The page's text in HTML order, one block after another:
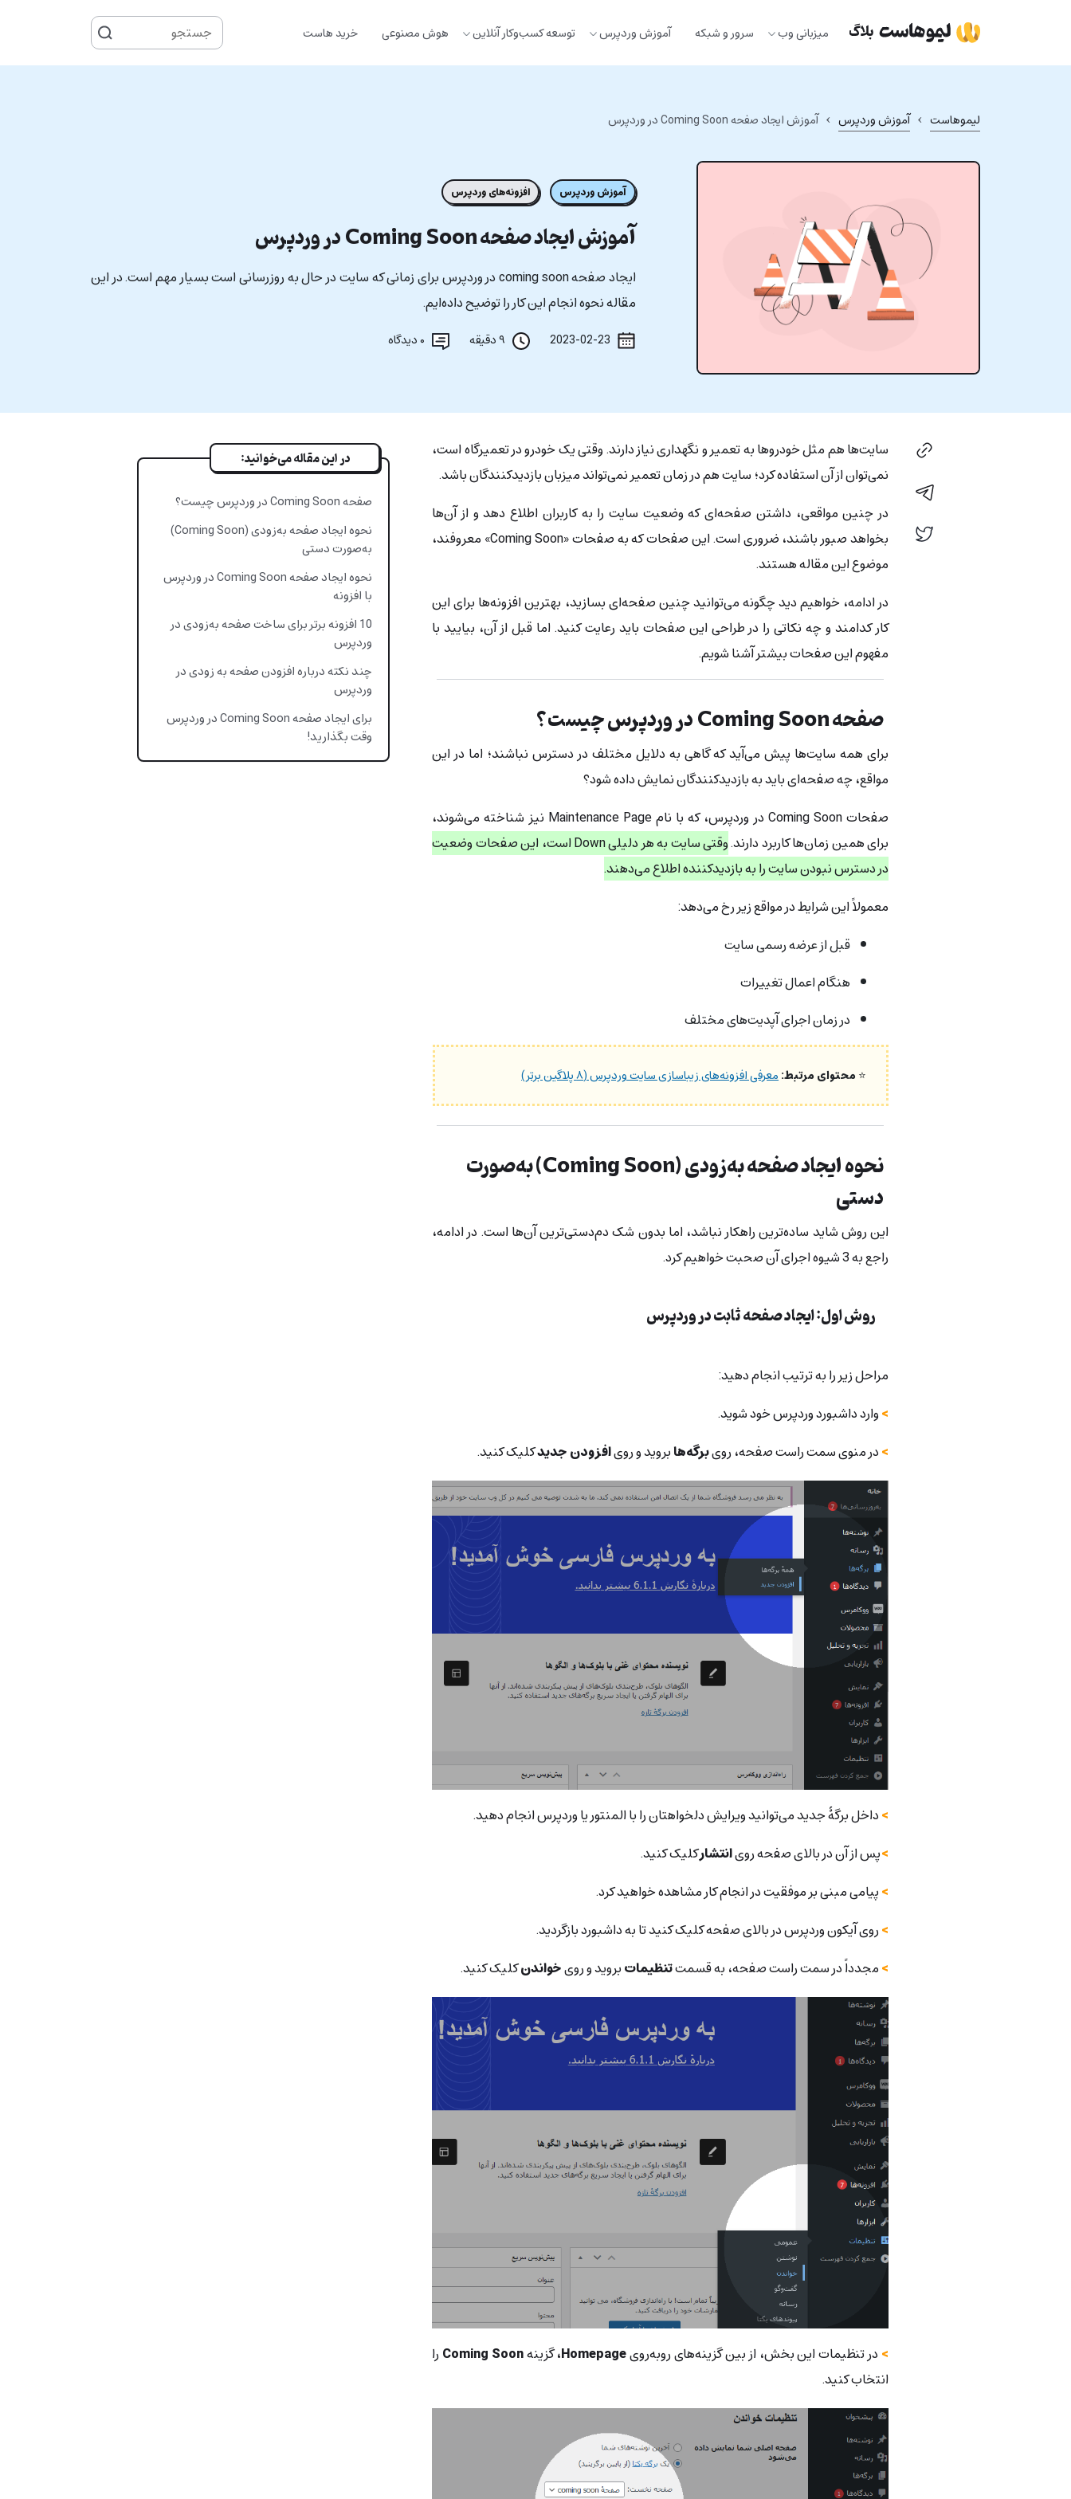
میزبانی وب سرور و شبکه آموزش وردپرس توسعه کسب‌وکار آنلاین هوش مصنوعی خرید هاست
جستجو
برای
لیموهاست › آموزش وردپرس › آموزش ایجاد صفحه Coming Soon در وردپرس
آموزش وردپرس افزونه‌های وردپرس
آموزش ایجاد صفحه Coming Soon در وردپرس
ایجاد صفحه coming soon در وردپرس برای زمانی که سایت در حال به روزرسانی است بسیار مهم است. در این
مقاله نحوه انجام این کار را توضیح داده‌ایم.
دیدگاه
سایت‌ها هم مثل خودروها به تعمیر و نگهداری نیاز دارند. وقتی یک خودرو در تعمیرگاه است،
نمی‌توان از آن استفاده کرد؛ سایت هم در زمان تعمیر نمی‌تواند میزبان بازدیدکنندگان باشد.
در چنین مواقعی، داشتن صفحه‌ای که وضعیت سایت را به کاربران اطلاع دهد و از آن‌ها
بخواهد صبور باشند، ضروری است. این صفحات که به صفحات «Coming Soon» معروفند،
موضوع این مقاله هستند.
در ادامه، خواهیم دید چگونه می‌توانید چنین صفحه‌ای بسازید، بهترین افزونه‌ها برای این
کار کدامند و چه نکاتی را در طراحی این صفحات باید رعایت کنید. اما قبل از آن، بیایید با
مفهوم این صفحات بیشتر آشنا شویم.
صفحه Coming Soon در وردپرس چیست؟
برای همه سایت‌ها پیش می‌آید که گاهی به دلایل مختلف در دسترس نباشند؛ اما در این
مواقع، چه صفحه‌ای باید به بازدیدکنندگان نمایش داده شود؟
صفحات Coming Soon در وردپرس، که با نام Maintenance Page نیز شناخته می‌شوند،
برای همین زمان‌ها کاربرد دارند.
وقتی سایت به هر دلیلی Down است، این صفحات وضعیت
در دسترس نبودن سایت را به بازدیدکننده اطلاع می‌دهند.
معمولاً این شرایط در مواقع زیر رخ می‌دهد:
قبل از عرضه رسمی سایت
هنگام اعمال تغییرات
در زمان اجرای آپدیت‌های مختلف
⭐محتوای مرتبط:معرفی افزونه‌های زیباسازی سایت وردپرس (۸ پلاگین برتر)
نحوه ایجاد صفحه به‌زودی (Coming Soon) به‌صورت
دستی
این روش شاید ساده‌ترین راهکار نباشد، اما بدون شک دم‌دستی‌ترین آن‌ها است. در ادامه،
راجع به 3 شیوه اجرای آن صحبت خواهیم کرد.
روش اول: ایجاد صفحه ثابت در وردپرس
مراحل زیر را به ترتیب انجام دهید:
>وارد داشبورد وردپرس خود شوید.
>در منوی سمت راست صفحه، رویبرگه‌هابروید و رویافزودن جدیدکلیک کنید.
>داخل برگۀ جدید می‌توانید ویرایش دلخواهتان را با المنتور یا وردپرس انجام دهید.
>پس از آن در بالای صفحه رویانتشارکلیک کنید.
>پیامی مبنی بر موفقیت در انجام کار مشاهده خواهید کرد.
>روی آیکون وردپرس در بالای صفحه کلیک کنید تا به داشبورد بازگردید.
>مجدداً در سمت راست صفحه، به قسمتتنظیماتبروید و رویخواندنکلیک کنید.
> در تنظیمات این بخش، از بین گزینه‌های روبه‌رویHomepage، گزینهComing Soon را
انتخاب کنید.
در این مقاله می‌خوانید:
صفحه Coming Soon در وردپرس چیست؟
نحوه ایجاد صفحه به‌زودی (Coming Soon)
به‌صورت دستی
نحوه ایجاد صفحه Coming Soon در وردپرس
با افزونه
10 افزونه برتر برای ساخت صفحه به‌زودی در
وردپرس
چند نکته درباره افزودن صفحه به زودی در
وردپرس
برای ایجاد صفحه Coming Soon در وردپرس
وقت بگذارید!